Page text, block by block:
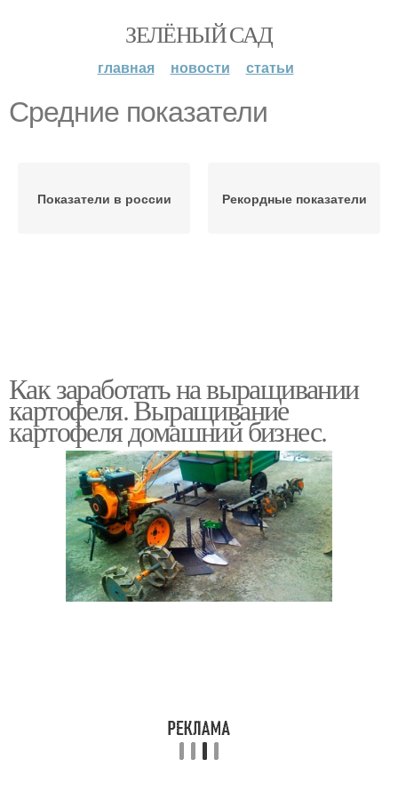
ЗЕЛЁНЫЙ САД
главная новости статьи
Средние показатели
Показатели в россии Рекордные показатели
Как заработать на выращивании
картофеля. Выращивание
картофеля домашний бизнес.